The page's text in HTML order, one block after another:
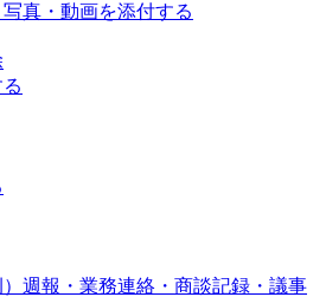
真・動画を添付する
）週報・業務連絡・商談記録・議事